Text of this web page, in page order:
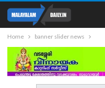
Home banner slider news